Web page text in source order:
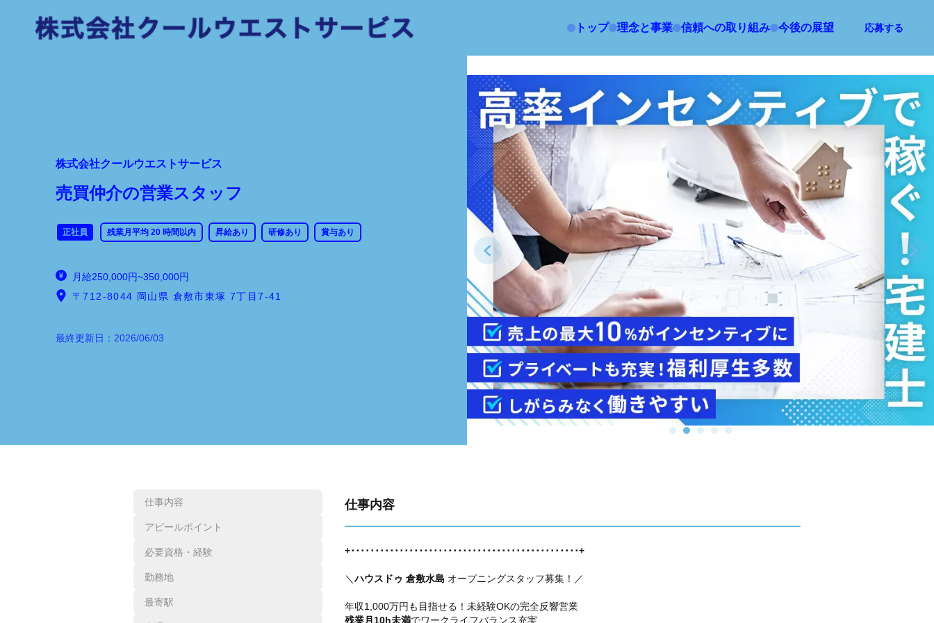
トップ 理念と事業 信頼への取り組み 今後の展望 応募する
株式会社クールウエストサービス
売買仲介の営業スタッフ
正社員 残業月平均 20 時間以内 昇給あり 研修あり 賞与あり
月給250,000円~350,000円
〒712-8044 岡山県 倉敷市東塚 7丁目7-41
最終更新日： 2026/06/03
仕事内容
アピールポイント
必要資格・経験
勤務地
最寄駅
仕事内容
+･･･････････････････････････････････････････････+
＼ハウスドゥ 倉敷水島 オープニングスタッフ募集！／
年収1,000万円も目指せる！未経験OKの完全反響営業
残業月10h未満でワークライフバランス充実